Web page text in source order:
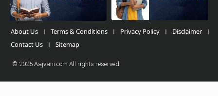
About Us Terms & Conditions Privacy Policy
Disclaimer
Contact Us
Sitemap
© 2025 Aajvani.com All rights reserved.